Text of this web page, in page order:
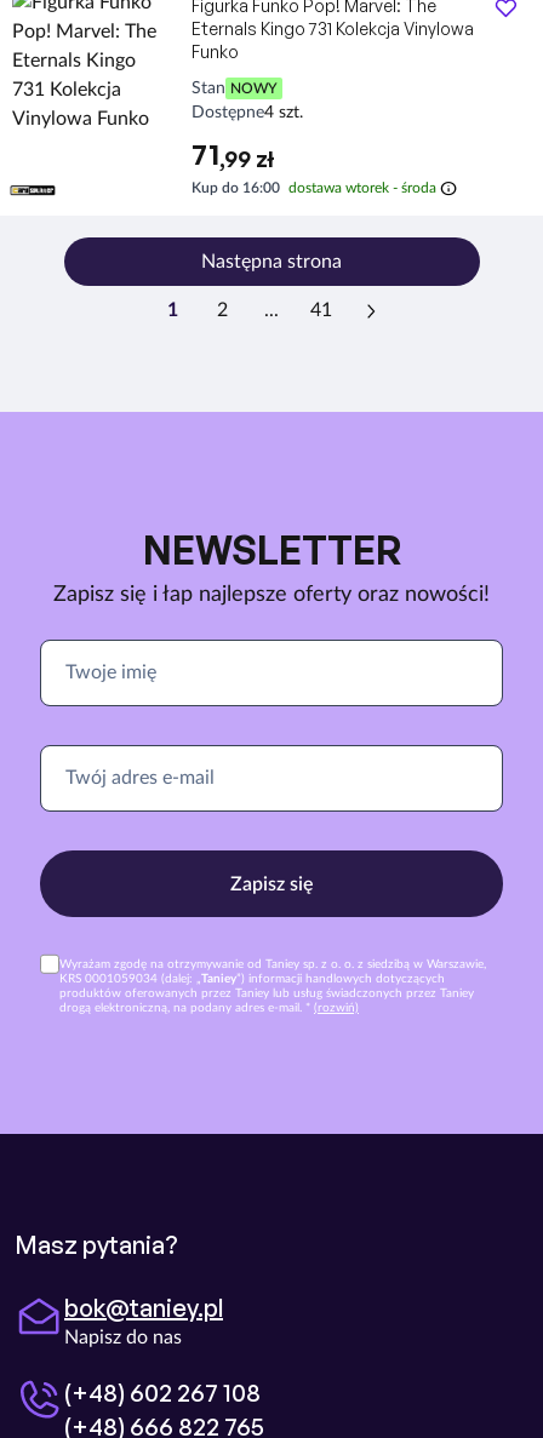
Figurka Funko Pop! Marvel: The
Eternals Kingo 731 Kolekcja Vinylowa
Funko
Stan NOWY
Dostępne4 szt.
71,99 zł
Kup do 16:00 dostawa wtorek - środa info
Następna strona
1 2 ... 41
NEWSLETTER
Zapisz się i łap najlepsze oferty oraz nowości!
Zapisz się
Wyrażam zgodę na otrzymywanie od Taniey sp. z o. o. z siedzibą w Warszawie,
KRS 0001059034 (dalej: „Taniey”) informacji handlowych dotyczących
produktów oferowanych przez Taniey lub usług świadczonych przez Taniey
drogą elektroniczną, na podany adres e-mail. * (rozwiń)
Masz pytania?
bok@taniey.pl
Napisz do nas
(+48) 602 267 108
(+48) 666 822 765